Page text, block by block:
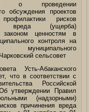
о проведении
обсуждения проектов
рисков
вреда (ущерба)
законом ценностям в
контроля на
муниципального
сельсовет
Усть-Абаканского
что в соответствии с
Российской
утверждении Правил
(надзорными)
причинения вреда